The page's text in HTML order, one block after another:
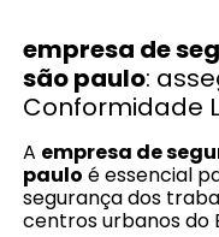
empresa de
são paulo:
Conformidade
A empresa de
paulo é essencial
segurança dos
centros urbanos do